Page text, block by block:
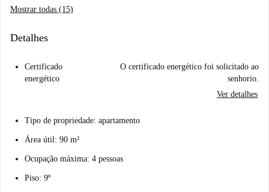
Mostrar todas (15)
Detalhes
Certificado
energético
O certificado energético foi solicitado ao
senhorio.
Ver detalhes
Tipo de propriedade: apartamento
Área útil: 90 m²
Ocupação máxima: 4 pessoas
Piso: 9º